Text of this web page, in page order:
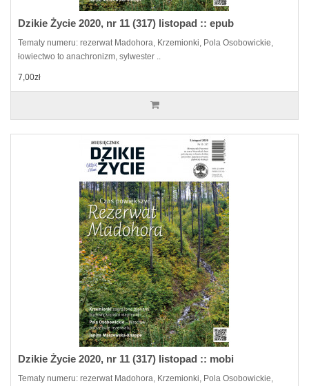
Dzikie Życie 2020, nr 11 (317) listopad :: epub
Tematy numeru: rezerwat Madohora, Krzemionki, Pola Osobowickie,
łowiectwo to anachronizm, sylwester ..
7,00zł
Dzikie Życie 2020, nr 11 (317) listopad :: mobi
Tematy numeru: rezerwat Madohora, Krzemionki, Pola Osobowickie,